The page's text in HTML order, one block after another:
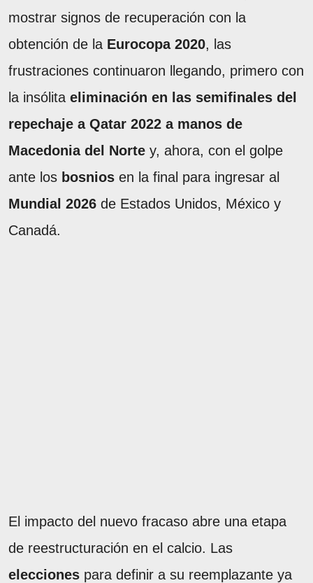
mostrar signos de recuperación con la
obtención de la Eurocopa 2020, las
frustraciones continuaron llegando, primero con
la insólita eliminación en las semifinales del
repechaje a Qatar 2022 a manos de
Macedonia del Norte y, ahora, con el golpe
ante los bosnios en la final para ingresar al
Mundial 2026 de Estados Unidos, México y
Canadá.
El impacto del nuevo fracaso abre una etapa
de reestructuración en el calcio. Las
elecciones para definir a su reemplazante ya